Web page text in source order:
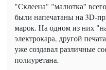
"Склеена" "малютка"
были напечатаны на 3D-
марок. На одном из них
электрокара, другой
уже создавал различные
полиуретана.